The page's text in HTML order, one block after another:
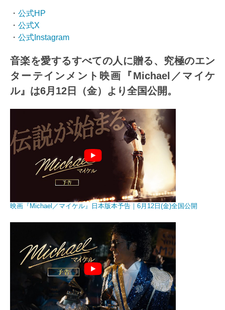
・ 公式HP
・ 公式X
・ 公式Instagram
音楽を愛するすべての人に贈る、究極のエン
ターテインメント映画『Michael／マイケ
ル』は6月12日（金）より全国公開。
映画『Michael／マイケル』日本版本予告｜6月12日(金)全国公開